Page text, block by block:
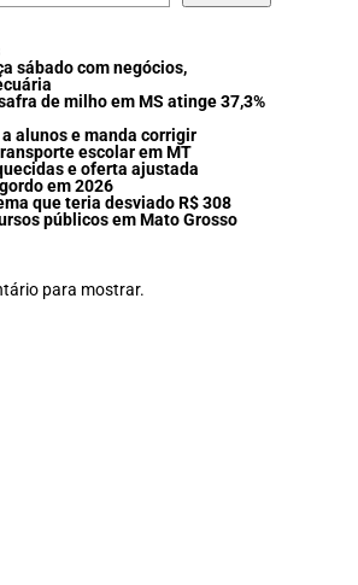
sábado com negócios,
de milho em MS atinge 37,3%
alunos e manda corrigir
escolar em MT
e oferta ajustada
em 2026
que teria desviado R$ 308
públicos em Mato Grosso
para mostrar.